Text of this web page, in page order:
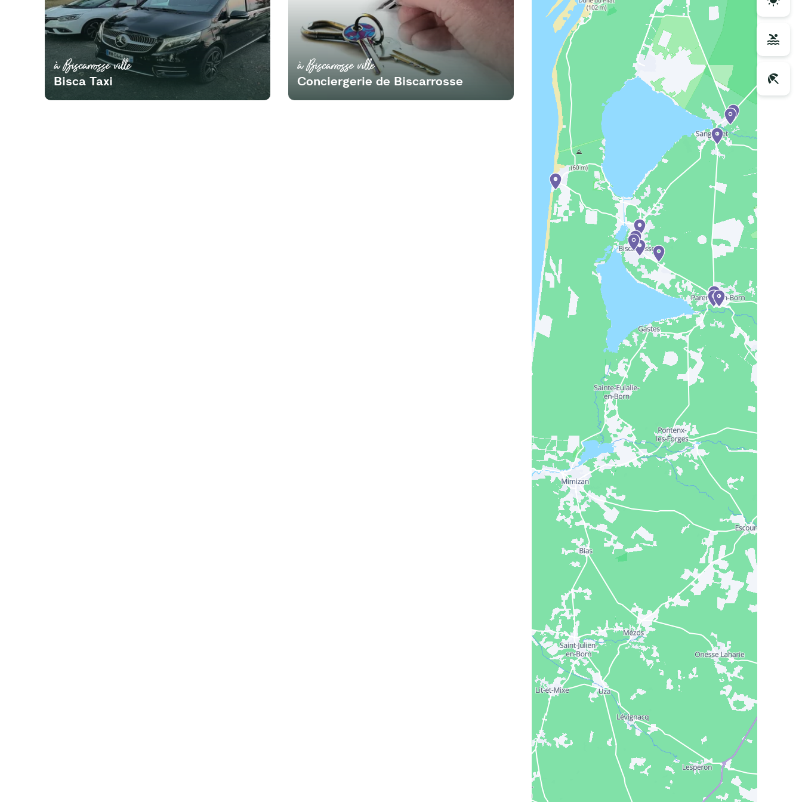
à Biscarrosse ville
Bisca Taxi
à Biscarrosse ville
Conciergerie de Biscarrosse